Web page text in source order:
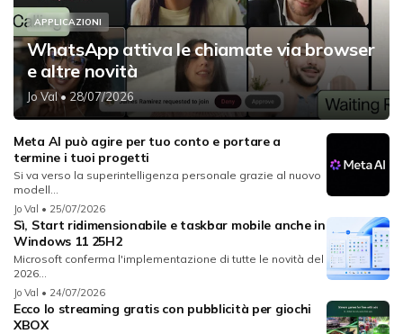
APPLICAZIONI
WhatsApp attiva le chiamate via browser
e altre novità
Jo Val• 28/07/2026
Meta AI può agire per tuo conto e portare a
termine i tuoi progetti
Si va verso la superintelligenza personale grazie al nuovo
modell...
Jo Val • 25/07/2026
Sì, Start ridimensionabile e taskbar mobile anche in
Windows 11 25H2
Microsoft conferma l'implementazione di tutte le novità del
2026...
Jo Val • 24/07/2026
Ecco lo streaming gratis con pubblicità per giochi
XBOX